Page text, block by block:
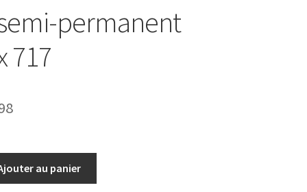
permanent
717
:
Le
actuel
est :
au panier